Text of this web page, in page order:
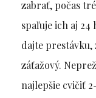
zabrať, počas
spaľuje ich aj
dajte prestávku,
záťažový.
najlepšie cvičiť